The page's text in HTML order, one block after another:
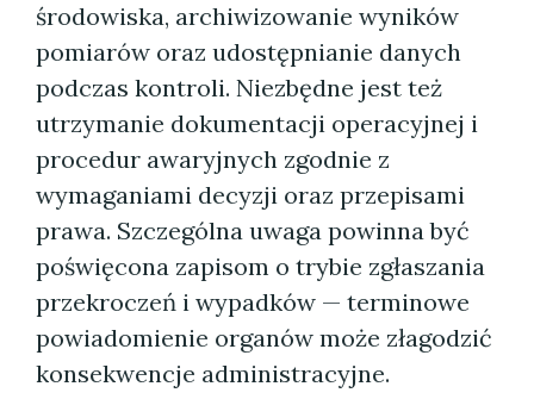
środowiska, archiwizowanie wyników
pomiarów oraz udostępnianie danych
podczas kontroli. Niezbędne jest też
utrzymanie dokumentacji operacyjnej i
procedur awaryjnych zgodnie z
wymaganiami decyzji oraz przepisami
prawa. Szczególna uwaga powinna być
poświęcona zapisom o trybie zgłaszania
przekroczeń i wypadków — terminowe
powiadomienie organów może złagodzić
konsekwencje administracyjne.